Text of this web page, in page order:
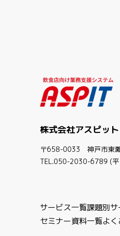
株式会社アスピッ
〒658-0033 神戸市東
TEL.050-2030-6789 (
サービス一覧課題別
セミナー資料一覧よ